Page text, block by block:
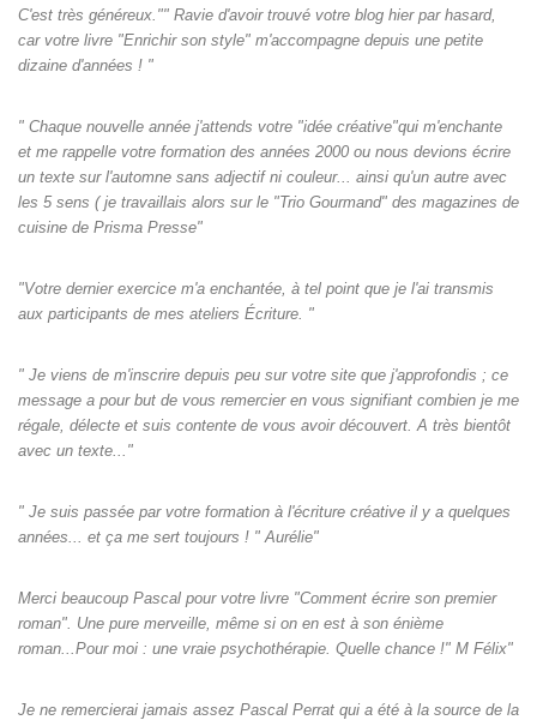
C'est très généreux."" Ravie d'avoir trouvé votre blog hier par hasard,
car votre livre "Enrichir son style" m'accompagne depuis une petite
dizaine d'années ! "
" Chaque nouvelle année j'attends votre "idée créative"qui m'enchante
et me rappelle votre formation des années 2000 ou nous devions écrire
un texte sur l'automne sans adjectif ni couleur... ainsi qu'un autre avec
les 5 sens ( je travaillais alors sur le "Trio Gourmand" des magazines de
cuisine de Prisma Presse"
"Votre dernier exercice m'a enchantée, à tel point que je l'ai transmis
aux participants de mes ateliers Écriture. "
" Je viens de m'inscrire depuis peu sur votre site que j'approfondis ; ce
message a pour but de vous remercier en vous signifiant combien je me
régale, délecte et suis contente de vous avoir découvert. A très bientôt
avec un texte..."
" Je suis passée par votre formation à l'écriture créative il y a quelques
années... et ça me sert toujours ! " Aurélie"
Merci beaucoup Pascal pour votre livre "Comment écrire son premier
roman". Une pure merveille, même si on en est à son énième
roman...Pour moi : une vraie psychothérapie. Quelle chance !" M Félix"
Je ne remercierai jamais assez Pascal Perrat qui a été à la source de la